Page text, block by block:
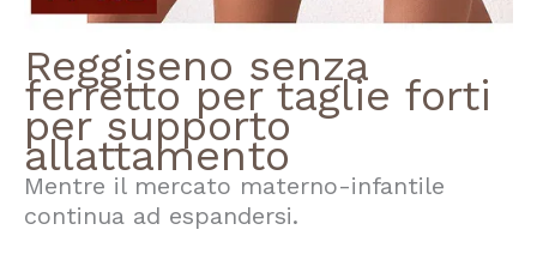
Reggiseno senza
ferretto per taglie forti
per supporto
allattamento
Mentre il mercato materno-infantile
continua ad espandersi.